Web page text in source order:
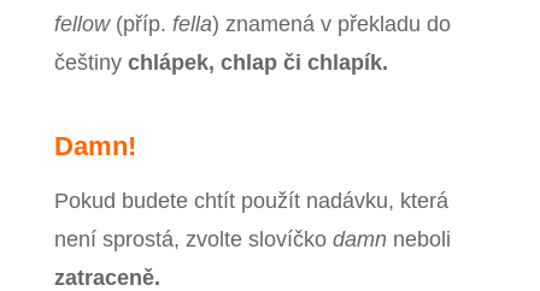
fellow(příp. fella) znamená v překladu do
češtiny chlápek, chlap či chlapík.
Damn!
Pokud budete chtít použít nadávku, která
není sprostá, zvolte slovíčko damnneboli
zatraceně.